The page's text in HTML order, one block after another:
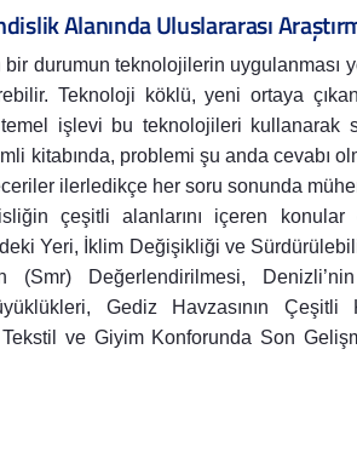
Alanında Uluslararası
bir durumun teknolojilerin uygulanması
Teknoloji köklü, yeni ortaya
işlevi bu teknolojileri kullanarak
kitabında, problemi şu anda cevabı
ilerledikçe her soru sonunda
çeşitli alanlarını içeren konular
Yeri, İklim Değişikliği ve
(Smr) Değerlendirilmesi,
Gediz Havzasının
ve Giyim Konforunda Son